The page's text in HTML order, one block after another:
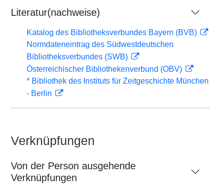
Literatur(nachweise)
Katalog des Bibliotheksverbundes Bayern (BVB)
Normdateneintrag des Südwestdeutschen
Bibliotheksverbundes (SWB)
Österreichischer Bibliothekenverbund (OBV)
* Bibliothek des Instituts für Zeitgeschichte München
- Berlin
Verknüpfungen
Von der Person ausgehende
Verknüpfungen